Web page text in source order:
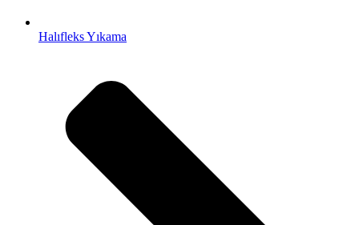
Halıfleks Yıkama